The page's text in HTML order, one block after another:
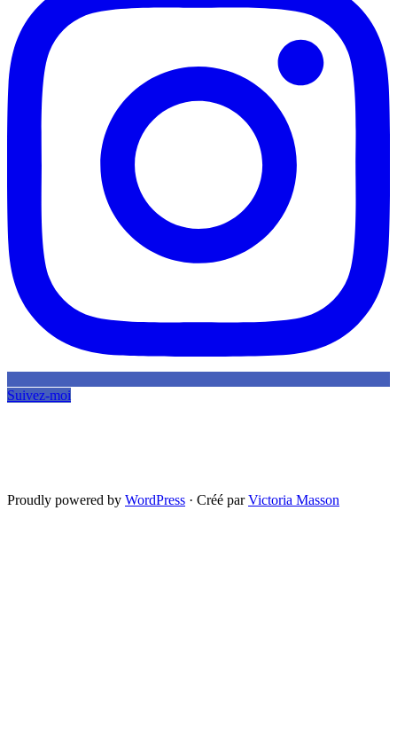
Suivez-moi
Proudly powered by WordPress · Créé parVictoria Masson